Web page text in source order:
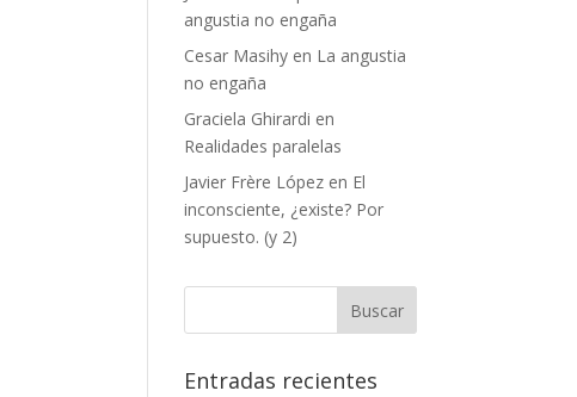
angustia no engaña
Cesar Masihy en La angustia
no engaña
Graciela Ghirardi en
Realidades paralelas
Javier Frère López en El
inconsciente, ¿existe? Por
supuesto. (y 2)
Entradas recientes